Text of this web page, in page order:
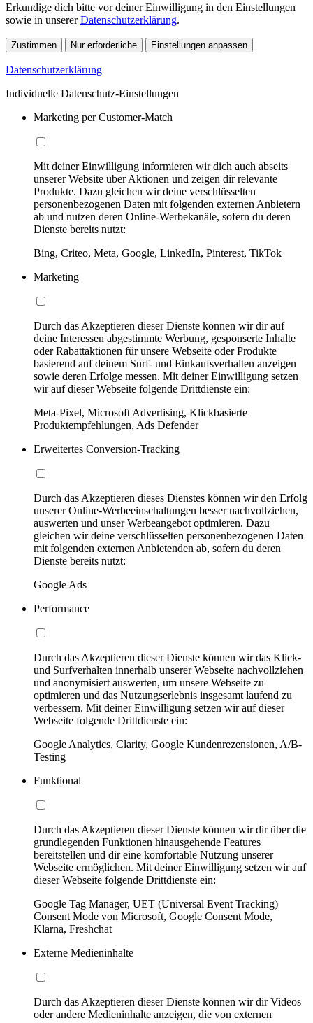
Erkundige dich bitte vor deiner Einwilligung in den Einstellungen
sowie in unsererDatenschutzerklärung.
Zustimmen Nur erforderliche Einstellungen anpassen
Datenschutzerklärung
Individuelle Datenschutz-Einstellungen
Marketing per Customer-Match
Mit deiner Einwilligung informieren wir dich auch abseits
unserer Website über Aktionen und zeigen dir relevante
Produkte. Dazu gleichen wir deine verschlüsselten
personenbezogenen Daten mit folgenden externen Anbietern
ab und nutzen deren Online-Werbekanäle, sofern du deren
Dienste bereits nutzt:
Bing, Criteo, Meta, Google, LinkedIn, Pinterest, TikTok
Marketing
Durch das Akzeptieren dieser Dienste können wir dir auf
deine Interessen abgestimmte Werbung, gesponserte Inhalte
oder Rabattaktionen für unsere Webseite oder Produkte
basierend auf deinem Surf- und Einkaufsverhalten anzeigen
sowie deren Erfolge messen. Mit deiner Einwilligung setzen
wir auf dieser Webseite folgende Drittdienste ein:
Meta-Pixel, Microsoft Advertising, Klickbasierte
Produktempfehlungen, Ads Defender
Erweitertes Conversion-Tracking
Durch das Akzeptieren dieses Dienstes können wir den Erfolg
unserer Online-Werbeeinschaltungen besser nachvollziehen,
auswerten und unser Werbeangebot optimieren. Dazu
gleichen wir deine verschlüsselten personenbezogenen Daten
mit folgenden externen Anbietenden ab, sofern du deren
Dienste bereits nutzt:
Google Ads
Performance
Durch das Akzeptieren dieser Dienste können wir das Klick-
und Surfverhalten innerhalb unserer Webseite nachvollziehen
und anonymisiert auswerten, um unsere Webseite zu
optimieren und das Nutzungserlebnis insgesamt laufend zu
verbessern. Mit deiner Einwilligung setzen wir auf dieser
Webseite folgende Drittdienste ein:
Google Analytics, Clarity, Google Kundenrezensionen, A/B-
Testing
Funktional
Durch das Akzeptieren dieser Dienste können wir dir über die
grundlegenden Funktionen hinausgehende Features
bereitstellen und dir eine komfortable Nutzung unserer
Webseite ermöglichen. Mit deiner Einwilligung setzen wir auf
dieser Webseite folgende Drittdienste ein:
Google Tag Manager, UET (Universal Event Tracking)
Consent Mode von Microsoft, Google Consent Mode,
Klarna, Freshchat
Externe Medieninhalte
Durch das Akzeptieren dieser Dienste können wir dir Videos
oder andere Medieninhalte anzeigen, die von externen